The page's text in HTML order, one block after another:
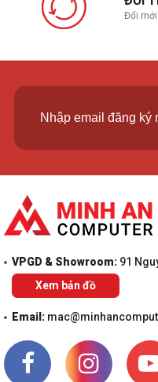
Đổi mới
VPGD & Showroom: 91
Xem bản đồ
Email: